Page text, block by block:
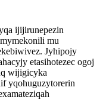
ijijirunepezin
mu
Jyhipojy
etasihotezec ogoj
wijigicyka
yqohuguzytorerin